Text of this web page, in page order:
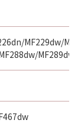
MF229dw/
MF289dw